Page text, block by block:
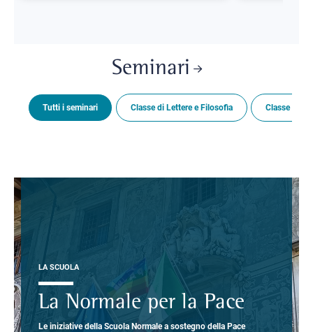
Seminari
Tutti i seminari Classe di Lettere e Filosofia Classe di
LA SCUOLA
La Normale per la Pace
Le iniziative della Scuola Normale a sostegno della Pace